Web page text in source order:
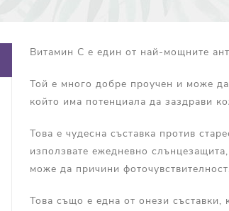
Витамин С е един от най-мощните
Той е много добре проучен и може
който има потенциала да заздрави
Това е чудесна съставка против
използвате ежедневно
може да причини
Това също е една от онези съставки,